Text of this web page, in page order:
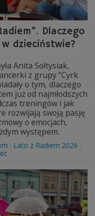
Dlaczego
dzieciństwie?
Anita Sołtysiak,
z grupy "Cyrk
o tym, dlaczego
już od najmłodszych
treningów i jak
rozwijają swoją pasję
o emocjach,
występem.
Lato z Radiem 2026